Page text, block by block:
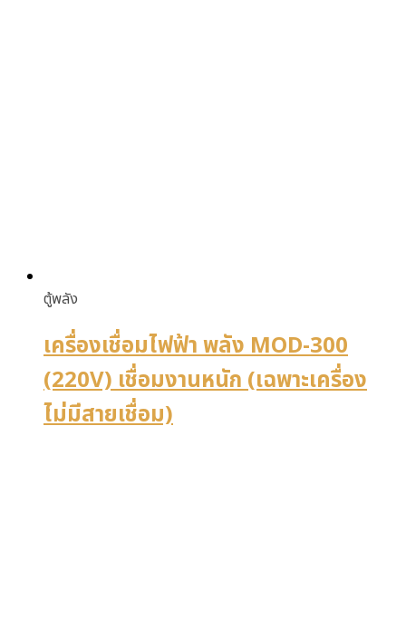
ตู้พลัง
เครื่องเชื่อมไฟฟ้า พลัง MOD-300
(220V) เชื่อมงานหนัก (เฉพาะเครื่อง
ไม่มีสายเชื่อม)